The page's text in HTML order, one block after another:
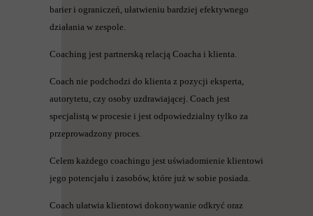
barier i ograniczeń, ułatwieniu bardziej efektywnego
działania w zespole.
Coaching jest partnerską relacją Coacha i klienta.
Coach nie podchodzi do klienta z pozycji eksperta,
autorytetu, czy osoby uzdrawiającej. Coach jest
specjalistą w procesie i jest odpowiedzialny tylko za
przeprowadzony proces.
Celem każdego coachingu jest uświadomienie klientowi
jego potencjału i zasobów, które już w sobie posiada.
Coach ułatwia klientowi dokonywanie odkryć oraz